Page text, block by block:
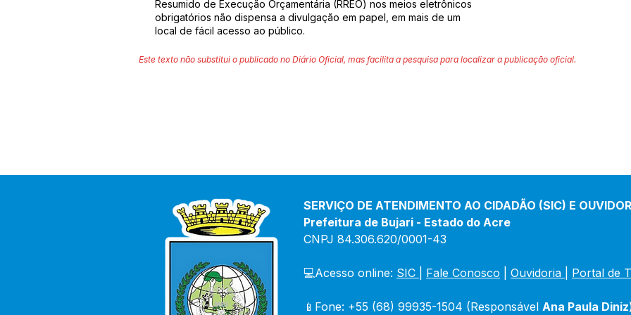
Resumido de Execução Orçamentária (RREO) nos meios eletrônicos
obrigatórios não dispensa a divulgação em papel, em mais de um
local de fácil acesso ao público.
Este texto não substitui o publicado no Diário Oficial, mas facilita a pesquisa para localizar a publicação oficial.
SERVIÇO DE ATENDIMENTO AO CIDADÃO (SIC) E
Prefeitura de Bujari - Estado do Acre
CNPJ 84.306.620/0001-43
💻Acesso online: SIC Fale Conosco Ouvidoria Portal de
📱Fone: +55 (68) 99935-1504 (Responsável Ana Paula Diniz